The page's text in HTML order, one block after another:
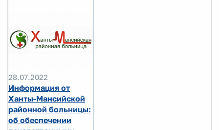
28.07.2022
Информация от
Ханты-Мансийской
районной больницы:
об обеспечении